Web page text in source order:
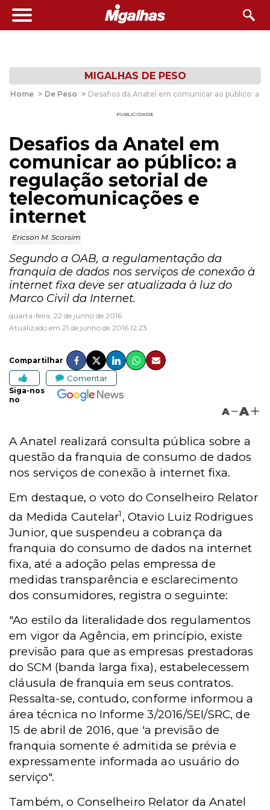
MIGALHAS DE PESO
Home > De Peso > Desafios da Anatel em comunicar ao público: a
PUBLICIDADE
Desafios da Anatel em
comunicar ao público: a
regulação setorial de
telecomunicações e
internet
Ericson M. Scorsim
Segundo a OAB, a regulamentação da
franquia de dados nos serviços de conexão à
internet fixa deve ser atualizada à luz do
Marco Civil da Internet.
quarta-feira, 22 de junho de 2016
Atualizado em 21 de junho de 2016 12:23
Compartilhar
Comentar
Siga-nos
no
A A
A Anatel realizará consulta pública sobre a
questão da franquia de consumo de dados
nos serviços de conexão à internet fixa.
Em destaque, o voto do Conselheiro Relator
da Medida Cautelar1 , Otavio Luiz Rodrigues
Junior, que suspendeu a cobrança da
franquia do consumo de dados na internet
fixa, até a adoção pelas empressa de
medidas transparência e esclarecimento
dos consumidores, registra o seguinte:
"Ao estilo da literalidade dos regulamentos
em vigor da Agência, em princípio, existe
previsão para que as empresas prestadoras
do SCM (banda larga fixa), estabelecessem
cláusula de franquia em seus contratos.
Ressalta-se, contudo, conforme informou a
área técnica no Informe 3/2016/SEI/SRC, de
15 de abril de 2016, que 'a previsão de
franquia somente é admitida se prévia e
expressamente informada ao usuário do
serviço".
Também, o Conselheiro Relator da Anatel